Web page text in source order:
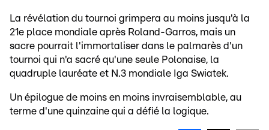
La révélation du tournoi grimpera au moins jusqu'à la
21e place mondiale après Roland-Garros, mais un
sacre pourrait l'immortaliser dans le palmarès d'un
tournoi qui n'a sacré qu'une seule Polonaise, la
quadruple lauréate et N.3 mondiale Iga Swiatek.
Un épilogue de moins en moins invraisemblable, au
terme d'une quinzaine qui a défié la logique.